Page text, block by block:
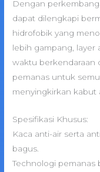
Dengan
dapat dilengkapi
hidrofobik yang
lebih gampang, layer
waktu berkendaraan
pemanas untuk
menyingkirkan kabut
Spesifikasi Khusus:
Kaca anti-air serta
bagus.
Technologi pemanas